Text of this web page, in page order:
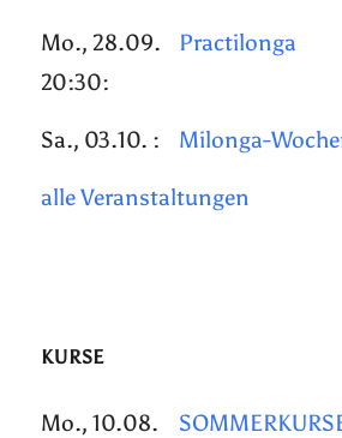
Mo., 28.09.
20:30:
Practilonga
Sa., 03.10. : Milonga-
alle Veranstaltungen
KURSE
Mo., 10.08.